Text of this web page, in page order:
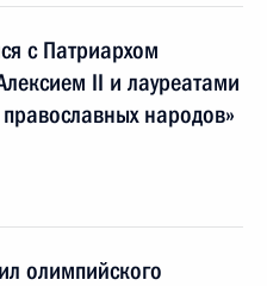
с Патриархом
II и лауреатами
народов»
олимпийского